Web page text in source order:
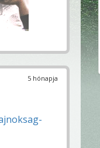
5 hónapja